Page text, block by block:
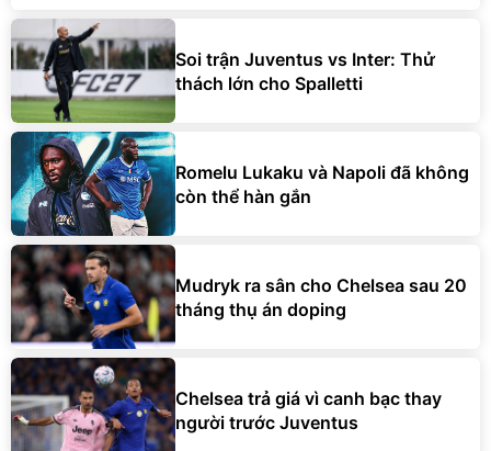
Soi trận Juventus vs Inter: Thử
thách lớn cho Spalletti
Romelu Lukaku và Napoli đã không
còn thể hàn gắn
Mudryk ra sân cho Chelsea sau 20
tháng thụ án doping
Chelsea trả giá vì canh bạc thay
người trước Juventus